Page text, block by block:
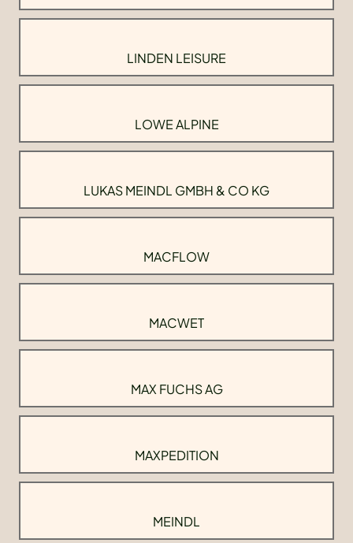
LINDEN LEISURE
LOWE ALPINE
LUKAS MEINDL GMBH & CO KG
MACFLOW
MACWET
MAX FUCHS AG
MAXPEDITION
MEINDL